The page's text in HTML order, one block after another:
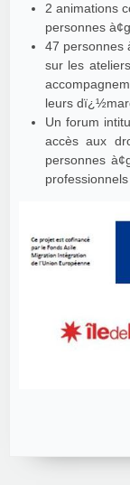
2 animations
personnes
47 personnes
sur les
leurs
Un forum
accès aux
personnes